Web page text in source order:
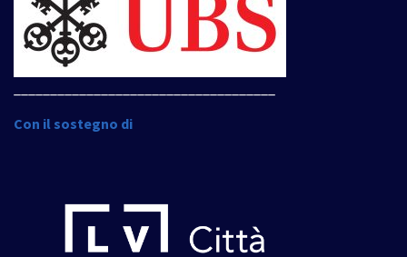
Con il sostegno di